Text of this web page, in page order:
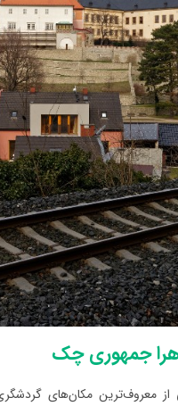
جمهوری چک
معروف‌ترین مکان‌های